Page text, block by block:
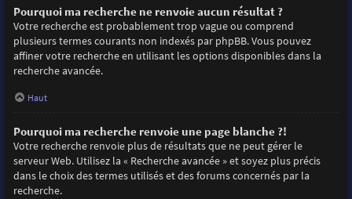
Pourquoi ma recherche ne renvoie aucun résultat ?
Votre recherche est probablement trop vague ou comprend
plusieurs termes courants non indexés par phpBB. Vous pouvez
affiner votre recherche en utilisant les options disponibles dans la
recherche avancée.
Haut
Pourquoi ma recherche renvoie une page blanche ?!
Votre recherche renvoie plus de résultats que ne peut gérer le
serveur Web. Utilisez la « Recherche avancée » et soyez plus précis
dans le choix des termes utilisés et des forums concernés par la
recherche.